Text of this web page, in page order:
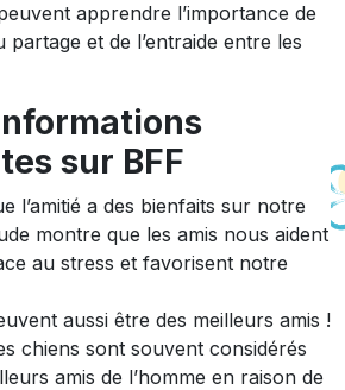
apprendre l’importance de
partage et de l’entraide entre les
sur BFF
l’amitié a des bienfaits sur notre
montre que les amis nous aident
au stress et favorisent notre
aussi être des meilleurs amis !
chiens sont souvent considérés
amis de l’homme en raison de